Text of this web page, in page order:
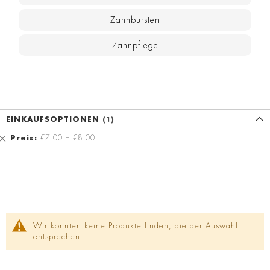
Zahnbürsten
Zahnpflege
Wir konnten keine Produkte finden, die der Auswahl
entsprechen.
EINKAUFSOPTIONEN
Preis €7.00 – €8.00
Diesen